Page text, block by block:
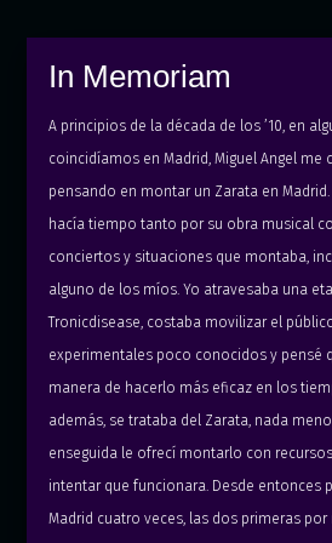
Zarata
In
Zarata en
&
In Memoriam
A principios de la década de los ’10, en
coincidíamos en Madrid, Miguel Angel
pensando en montar un Zarata en
hacía tiempo tanto por su obra musical
conciertos y situaciones que montaba,
alguno de los míos. Yo atravesaba una
Tronicdisease, costaba movilizar el
experimentales poco conocidos y pensé
manera de hacerlo más eficaz en los
además, se trataba del Zarata, nada
enseguida le ofrecí montarlo con
intentar que funcionara. Desde entonces
Madrid cuatro veces, las dos primeras